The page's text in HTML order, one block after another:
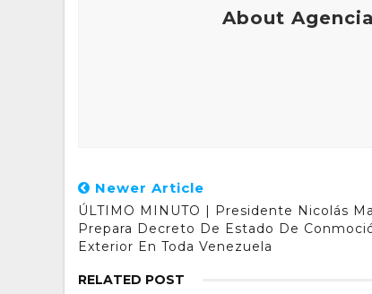
About
Newer Article
ÚLTIMO MINUTO | Presidente Nicolás
Prepara Decreto De Estado De
Exterior En Toda Venezuela
RELATED POST